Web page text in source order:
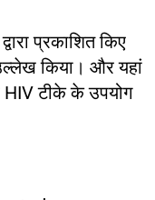
द्वारा प्रकाशित किए
किया। और यहां
टीके के उपयोग